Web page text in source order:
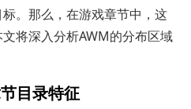
。那么，在游戏章节中，这
将深入分析AWM的分布区域
目录特征